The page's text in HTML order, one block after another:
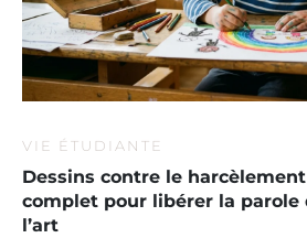
VIE ÉTUDIANTE
Dessins contre le
complet pour libérer la parole
l’art